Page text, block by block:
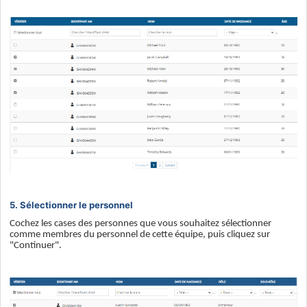
5. Sélectionner le personnel
Cochez les cases des personnes que vous souhaitez sélectionner
comme membres du personnel de cette équipe, puis cliquez sur
"Continuer".